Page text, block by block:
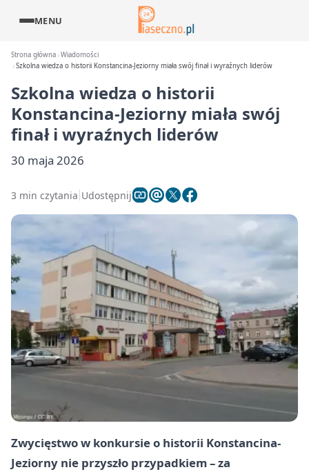
MENU
Strona główna Wiadomości
Szkolna wiedza o historii Konstancina-Jeziorny miała swój finał i wyraźnych liderów
Szkolna wiedza o historii
Konstancina-Jeziorny miała swój
finał i wyraźnych liderów
30 maja 2026
3 min czytania Udostępnij
Zwycięstwo w konkursie o historii Konstancina-
Jeziorny nie przyszło przypadkiem – za